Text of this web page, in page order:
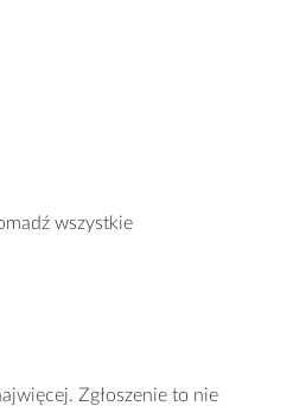
wszystkie
Zgłoszenie to nie